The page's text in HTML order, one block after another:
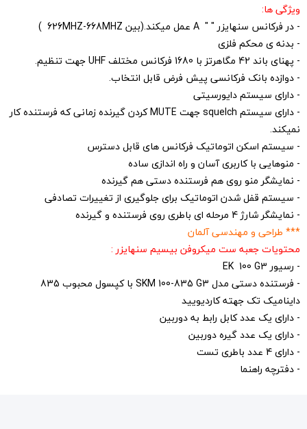
ویژگی ها:
- در فرکانس سنهایزر " " A عمل میکند.(بین 626MHZ-668MHZ )
- بدنه ی محکم فلزی
- پهنای باند 42 مگاهرتز با 1680 فرکانس مختلف UHF جهت تنظیم.
- دوازده بانک فرکانسی پیش فرض قابل انتخاب.
- دارای سیستم دایورسیتی
- دارای سیستم squelch جهت MUTE کردن گیرنده زمانی که فرستنده کار
نمیکند.
- سیستم اسکن اتوماتیک فرکانس های قابل دسترس
- منوهایی با کاربری آسان و راه اندازی ساده
- نمایشگر منو روی هم فرستنده دستی هم گیرنده
- سیستم قفل شدن اتوماتیک برای جلوگیری از تغییرات تصادفی
- نمایشگر شارژ 4 مرحله ای باطری روی فرستنده و گیرنده
*** طراحی و مهندسی آلمان
محتویات جعبه ست میکروفن بیسیم سنهایزر :
- رسیور EK 100 G3
- فرستنده دستی مدل
SKM 100-835 G3 با کپسول محبوب 835
داینامیک تک جهته کاردیویید
- دارای یک عدد کابل رابط به دوربین
- دارای یک عدد گیره دوربین
- دارای 4 عدد باطری تست
- دفترچه راهنما